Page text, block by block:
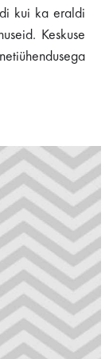
kui ka eraldi
Keskuse